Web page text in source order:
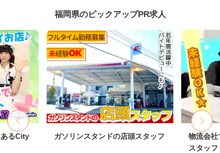
福岡県のピックアップPR求人
るCity ガソリンスタンドの店頭スタッフ
物流会社
スタッフ